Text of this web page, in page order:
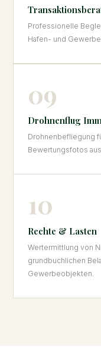
Professionelle
Hafen- und
09
Drohnenflug
Drohnenbefliegung
Bewertungsfotos
10
Rechte & Lasten
Wertermittlung von
grundbuchlichen
Gewerbeobjekten.